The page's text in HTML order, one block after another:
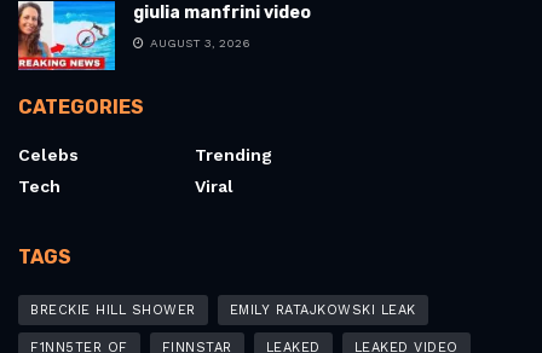
giulia manfrini video
AUGUST 3, 2026
CATEGORIES
Celebs
Tech
Trending
Viral
TAGS
BRECKIE HILL SHOWER EMILY RATAJKOWSKI LEAK
F1NN5TER OF FINNSTAR LEAKED LEAKED VIDEO